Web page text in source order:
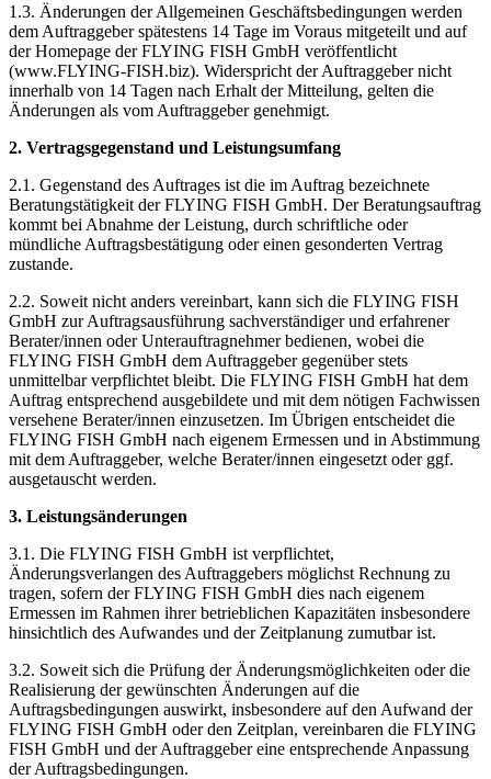
1.3. Änderungen der Allgemeinen Geschäftsbedingungen werden
dem Auftraggeber spätestens 14 Tage im Voraus mitgeteilt und auf
der Homepage der FLYING FISH GmbH veröffentlicht
(www.FLYING-FISH.biz). Widerspricht der Auftraggeber nicht
innerhalb von 14 Tagen nach Erhalt der Mitteilung, gelten die
Änderungen als vom Auftraggeber genehmigt.
2. Vertragsgegenstand und Leistungsumfang
2.1. Gegenstand des Auftrages ist die im Auftrag bezeichnete
Beratungstätigkeit der FLYING FISH GmbH. Der Beratungsauftrag
kommt bei Abnahme der Leistung, durch schriftliche oder
mündliche Auftragsbestätigung oder einen gesonderten Vertrag
zustande.
2.2. Soweit nicht anders vereinbart, kann sich die FLYING FISH
GmbH zur Auftragsausführung sachverständiger und erfahrener
Berater/innen oder Unterauftragnehmer bedienen, wobei die
FLYING FISH GmbH dem Auftraggeber gegenüber stets
unmittelbar verpflichtet bleibt. Die FLYING FISH GmbH hat dem
Auftrag entsprechend ausgebildete und mit dem nötigen Fachwissen
versehene Berater/innen einzusetzen. Im Übrigen entscheidet die
FLYING FISH GmbH nach eigenem Ermessen und in Abstimmung
mit dem Auftraggeber, welche Berater/innen eingesetzt oder ggf.
ausgetauscht werden.
3. Leistungsänderungen
3.1. Die FLYING FISH GmbH ist verpflichtet,
Änderungsverlangen des Auftraggebers möglichst Rechnung zu
tragen, sofern der FLYING FISH GmbH dies nach eigenem
Ermessen im Rahmen ihrer betrieblichen Kapazitäten insbesondere
hinsichtlich des Aufwandes und der Zeitplanung zumutbar ist.
3.2. Soweit sich die Prüfung der Änderungsmöglichkeiten oder die
Realisierung der gewünschten Änderungen auf die
Auftragsbedingungen auswirkt, insbesondere auf den Aufwand der
FLYING FISH GmbH oder den Zeitplan, vereinbaren die FLYING
FISH GmbH und der Auftraggeber eine entsprechende Anpassung
der Auftragsbedingungen.